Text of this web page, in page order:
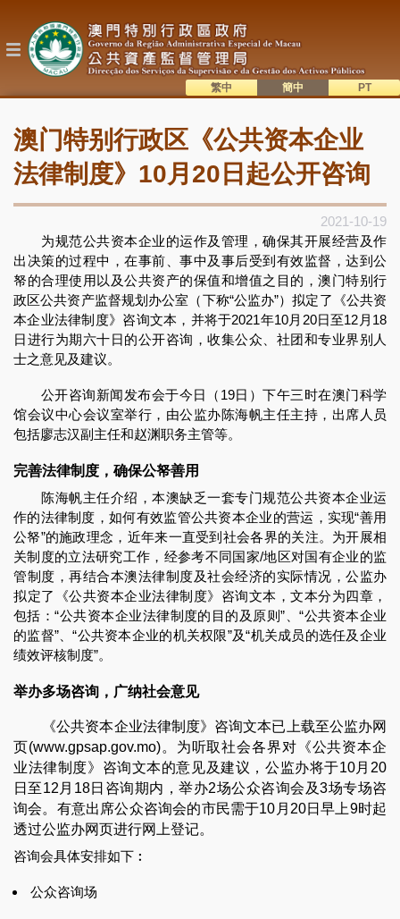
到
内
澳门特别行政区《公共资本企业
法律制度》10月20日起公开咨询
2021-10-19
为规范公共资本企业的运作及管理，确保其开展经营及作
出决策的过程中，在事前、事中及事后受到有效监督，达到公
帑的合理使用以及公共资产的保值和增值之目的，澳门特别行
政区公共资产监督规划办公室（下称“公监办”）拟定了《公共资
本企业法律制度》咨询文本，并将于2021年10月20日至12月18
日进行为期六十日的公开咨询，收集公众、社团和专业界别人
士之意见及建议。
公开咨询新闻发布会于今日（19日）下午三时在澳门科学
馆会议中心会议室举行，由公监办陈海帆主任主持，出席人员
包括廖志汉副主任和赵渊职务主管等。
完善法律制度，确保公帑善用
陈海帆主任介绍，本澳缺乏一套专门规范公共资本企业运
作的法律制度，如何有效监管公共资本企业的营运，实现“善用
公帑”的施政理念，近年来一直受到社会各界的关注。为开展相
关制度的立法研究工作，经参考不同国家/地区对国有企业的监
管制度，再结合本澳法律制度及社会经济的实际情况，公监办
拟定了《公共资本企业法律制度》咨询文本，文本分为四章，
包括：“公共资本企业法律制度的目的及原则”、“公共资本企业
的监督”、“公共资本企业的机关权限”及“机关成员的选任及企业
绩效评核制度”。
举办多场咨询，广纳社会意见
《公共资本企业法律制度》咨询文本已上载至公监办网
页(www.gpsap.gov.mo)。为听取社会各界对《公共资本企
业法律制度》咨询文本的意见及建议，公监办将于10月20
日至12月18日咨询期内，举办2场公众咨询会及3场专场咨
询会。有意出席公众咨询会的市民需于10月20日早上9时起
透过公监办网页进行网上登记。
咨询会具体安排如下︰
公众咨询场